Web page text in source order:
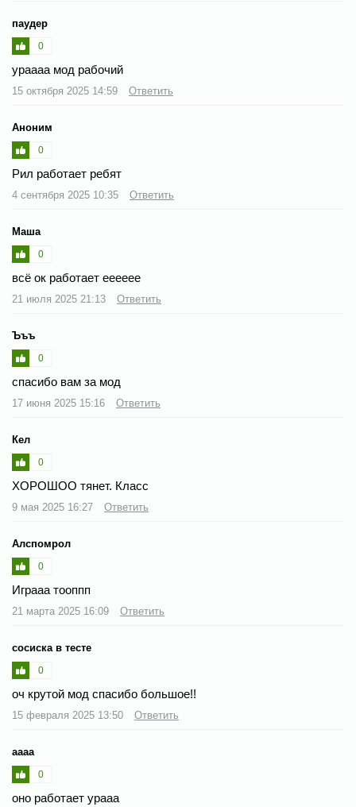
паудер
0
ураааа мод рабочий
15 октября 2025 14:59 Ответить
Аноним
0
Рил работает ребят
4 сентября 2025 10:35 Ответить
Маша
0
всё ок работает ееееее
21 июля 2025 21:13 Ответить
Ъъъ
0
спасибо вам за мод
17 июня 2025 15:16 Ответить
Кел
0
ХОРОШОО тянет. Класс
9 мая 2025 16:27 Ответить
Алспомрол
0
Играаа тооппп
21 марта 2025 16:09 Ответить
сосиска в тесте
0
оч крутой мод спасибо большое!!
15 февраля 2025 13:50 Ответить
аааа
0
оно работает урааа